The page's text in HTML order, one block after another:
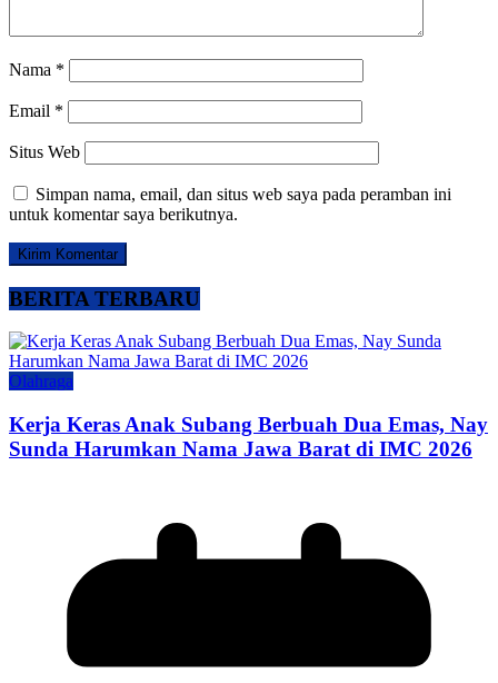
Nama *
Email *
Situs Web
Simpan nama, email, dan situs web saya pada peramban ini
untuk komentar saya berikutnya.
BERITA TERBARU
Olahraga
Kerja Keras Anak Subang Berbuah Dua Emas, Nay
Sunda Harumkan Nama Jawa Barat di IMC 2026